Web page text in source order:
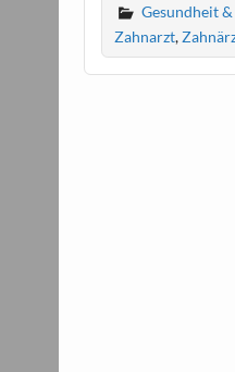
Gesundheit
Zahnarzt,